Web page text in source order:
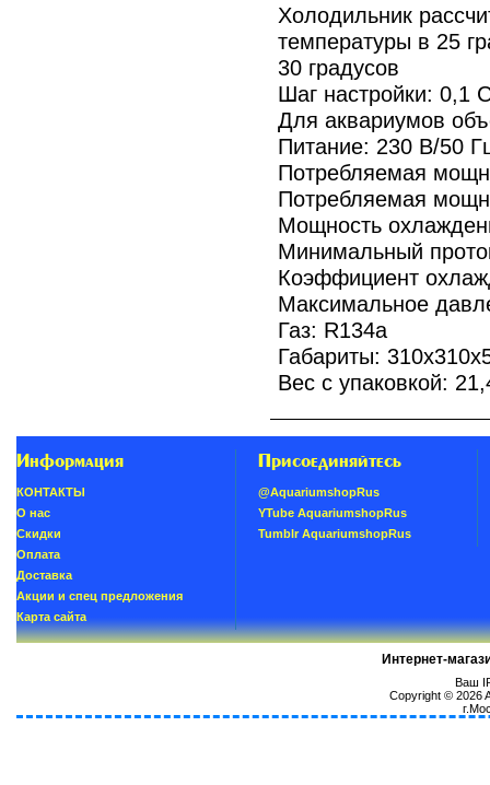
Холодильник
температуры в 25
30 градусов
Шаг настройки: 0,1
Для аквариумов
Питание: 230 В/50
Потребляемая
Потребляемая
Мощность
Минимальный
Коэффициент
Максимальное
Газ: R134a
Габариты:
Вес с упаковкой:
Информация
КОНТАКТЫ
О нас
Скидки
Oплатa
Доставка
Акции и спец предложения
Карта сайта
Присоединяйтесь
@AquariumshopRus
YTube AquariumshopRus
Tumblr AquariumshopRus
Интернет-
Ваш
Copyright © 2026